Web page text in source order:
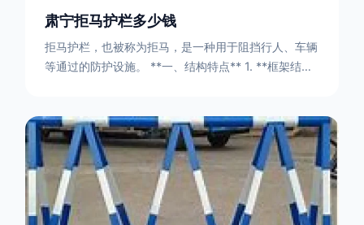
肃宁拒马护栏多少钱
拒马护栏，也被称为拒马，是一种用于阻挡行人、车辆
等通过的防护设施。 **一、结构特点** 1. **框架结构
方形的框架组合。这些框架相互连接，形成一个稳定的
结构，能够承受一定的冲击力。例如，在一些临时交通
管制的现场，三角形框架的拒马护栏可以很方便地拼接
在一起，像一个个小的三角锥形状的结构单